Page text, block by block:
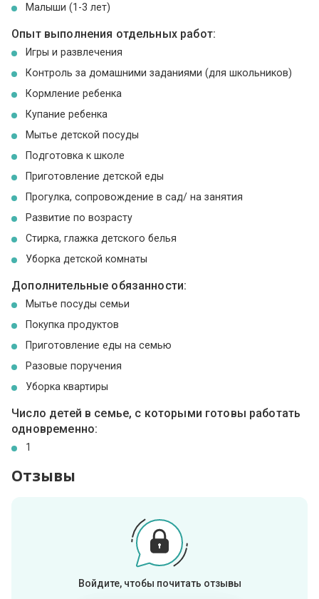
Малыши (1-3 лет)
Опыт выполнения отдельных работ:
Игры и развлечения
Контроль за домашними заданиями (для школьников)
Кормление ребенка
Купание ребенка
Мытье детской посуды
Подготовка к школе
Приготовление детской еды
Прогулка, сопровождение в сад/ на занятия
Развитие по возрасту
Стирка, глажка детского белья
Уборка детской комнаты
Дополнительные обязанности:
Мытье посуды семьи
Покупка продуктов
Приготовление еды на семью
Разовые поручения
Уборка квартиры
Число детей в семье, с которыми готовы работать
одновременно:
1
Отзывы
Войдите, чтобы почитать отзывы